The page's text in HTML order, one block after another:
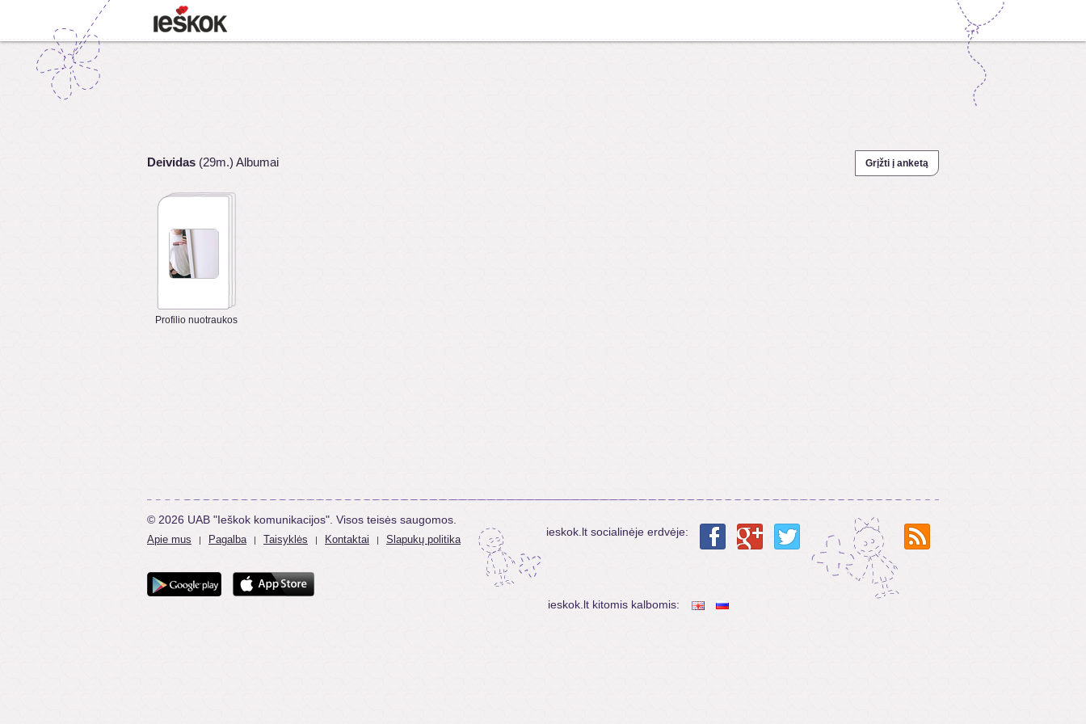
Deividas (29m.) Albumai Grįžti į anketą
Profilio nuotraukos
© 2026 UAB "Ieškok komunikacijos". Visos teisės saugomos.
Apie mus | Pagalba | Taisyklės | Kontaktai | Slapukų politika
ieskok.lt socialinėje erdvėje:
ieskok.lt kitomis kalbomis: